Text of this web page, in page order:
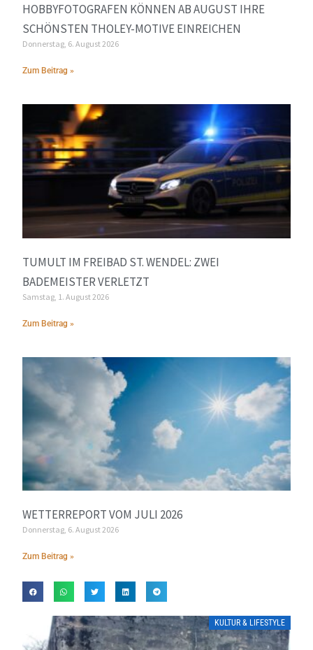
HOBBYFOTOGRAFEN KÖNNEN AB AUGUST IHRE
SCHÖNSTEN THOLEY-MOTIVE EINREICHEN
Donnerstag, 6. August 2026
Zum Beitrag »
TUMULT IM FREIBAD ST. WENDEL: ZWEI
BADEMEISTER VERLETZT
Samstag, 1. August 2026
Zum Beitrag »
WETTERREPORT VOM JULI 2026
Donnerstag, 6. August 2026
Zum Beitrag »
KULTUR & LIFESTYLE